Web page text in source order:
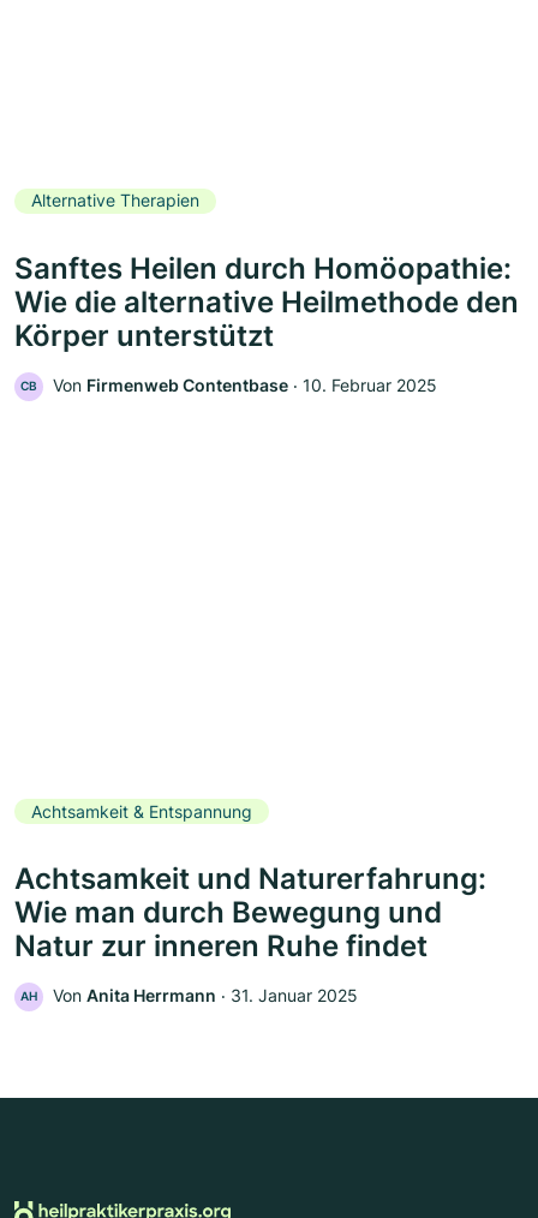
Alternative Therapien
Sanftes Heilen durch Homöopathie:
Wie die alternative Heilmethode den
Körper unterstützt
CB Von Firmenweb Contentbase ‧ 10. Februar 2025
Achtsamkeit & Entspannung
Achtsamkeit und Naturerfahrung:
Wie man durch Bewegung und
Natur zur inneren Ruhe findet
AH Von Anita Herrmann ‧ 31. Januar 2025